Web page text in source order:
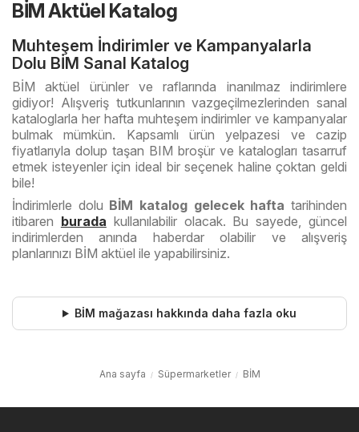
BİM Aktüel Katalog
Muhteşem İndirimler ve Kampanyalarla
Dolu BİM Sanal Katalog
BİM aktüel ürünler ve raflarında inanılmaz indirimlere
gidiyor! Alışveriş tutkunlarının vazgeçilmezlerinden sanal
kataloglarla her hafta muhteşem indirimler ve kampanyalar
bulmak mümkün. Kapsamlı ürün yelpazesi ve cazip
fiyatlarıyla dolup taşan BIM broşür ve katalogları tasarruf
etmek isteyenler için ideal bir seçenek haline çoktan geldi
bile!
İndirimlerle dolu BİM katalog gelecek hafta tarihinden
itibaren burada kullanılabilir olacak. Bu sayede, güncel
indirimlerden anında haberdar olabilir ve alışveriş
planlarınızı BİM aktüel ile yapabilirsiniz.
BİM mağazası hakkında daha fazla oku
Ana sayfa Süpermarketler BİM